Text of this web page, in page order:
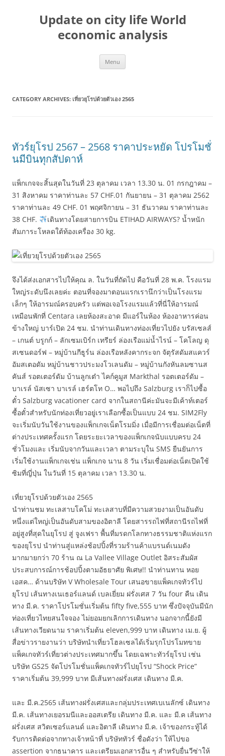
Update on city life World
economic analysis
Menu
CATEGORY ARCHIVES: เที่ยวยุโรปด้วยตัวเอง 2565
ทัวร์ยุโรป 2567 – 2568 ราคาประหยัด โปรโมชั่
นมีบินทุกสัปดาห์
แพ็กเกจจะสิ้นสุดในวันที่ 23 ตุลาคม เวลา 13.30 น. 01 กรกฎาคม –
31 สิงหาคม ราคาท่านละ 57 CHF.01 กันยายน – 31 ตุลาคม 2562
ราคาท่านละ 49 CHF. 01 พฤศจิกายน – 31 ธันวาคม ราคาท่านละ
38 CHF.
เดินทางโดยสายการบิน ETIHAD AIRWAYS? น้ำหนัก
สัมภาระโหลดใต้ท้องเครื่อง 30 kg.
จึงได้ส่งเอกสารไปให้คุณ ล. ในวันที่ถัดไป คือวันที่ 28 พ.ค. โรงแรม
ใหญ่ระดับนึงเลยค่ะ ตอนที่จองมาตอนแรกเรานึกว่าเป็นโรงแรม
เล็กๆ ให้อารมณ์ครอบครัว แต่พอเจอโรงแรมแล้วที่นี่ให้อารมณ์
เหมือนพักที่ Centara เลยห้องสะอาด มีแอร์ในห้อง ห้องอาหารค่อน
ข้างใหญ่ บาร์เปิด 24 ชม. นำท่านเดินทางท่องเที่ยวไปยัง บรัสเซลส์
– เกนต์ บรูกก์ – ลักเซมเบิร์ก เทรียร์ ล่องเรือแม่น้ำไรน์ – โคโลญ ดุ
สเซนดอร์ฟ – หมู่บ้านกีธูร์น ล่องเรือหลังคากระจก จัตุรัสดัมสแควร์
อัมสเตอดัม หมู่บ้านชาวประมงโวเลนดัม – หมู่บ้านกังหันลมซานส
คันส์ รอตเตอร์ดัม บ้านลูกเต๋า ไคก์คูมูส Markthal รอตเตอร์ดัม –
บาเรล์ นัสเซา บาเรล์ เฮร์ตโท O… พอไปถึง Salzburg เราก็ไปซื้อ
ตั๋ว Salzburg vacationer card จากในสถานีค่ะมันจะมีเค้าท์เตอร์
ซื้อตั๋วสำหรับนักท่องเที่ยวอยู่เราเลือกซื้อเป็นแบบ 24 ชม. SIM2Fly
จะเริ่มนับวันใช้งานของแพ็กเกจเน็ตโรมมิ่ง เมื่อมีการเชื่อมต่อเน็ตที่
ต่างประเทศครั้งแรก โดยระยะเวลาของแพ็กเกจนับแบบครบ 24
ชั่วโมงและ เริ่มนับจากวันและเวลา ตามระบุใน SMS ยืนยันการ
เริ่มใช้งานแพ็กเกจเช่น แพ็กเกจ นาน 8 วัน เริ่มเชื่อมต่อเน็ตเปิดใช้
ซิมที่ญี่ปุ่น ในวันที่ 15 ตุลาคม เวลา 13.30 น.
เที่ยวยุโรปด้วยตัวเอง 2565
นำท่านชม ทะเลสาบโคโม่ ทะเลสาบที่มีความสวยงามเป็นอันดับ
หนึ่งแต่ใหญ่เป็นอันดับสามของอิตาลี โดยสารรถไฟที่สถานีรถไฟที่
อยู่สูงที่สุดในยุโรป สู่ จูงเฟรา พื้นที่มรดกโลกทางธรรมชาติแห่งแรก
ของยุโรป นำท่านสู่แหล่งช้อปปิ้งที่รวมร้านค้าแบรนด์เนมดัง
มากมายกว่า 70 ร้าน ณ La Vallee Village Outlet อิสระสัมผัส
ประสบการณ์การช้อปปิ้งตามอัธยาศัย พิเศษ!! นำท่านทาน หอย
เอสค… ด้านบริษัท V Wholesale Tour เสนอขายแพ็คเกจทัวร์ไป
ยุโรป เส้นทางเนเธอร์แลนด์ เบลเยี่ยม ฝรั่งเศส 7 วัน four คืน เดิน
ทาง มี.ค. ราคาโปรโมชั่นเริ่มต้น fifty five,555 บาท ซึ่งปัจจุบันมีนัก
ท่องเที่ยวไทยสนใจจอง ไม่ยอมยกเลิกการเดินทาง นอกจากนี้ยังมี
เส้นทางเวียดนาม ราคาเริ่มต้น eleven,999 บาท เดินทาง เม.ย. ผู้
สื่อข่าวรายงานว่า บริษัทนำเที่ยวโฮลเซลได้เริ่มรุกโปรโมทขาย
แพ็คเกจทัวร์เที่ยวต่างประเทศมากขึ้น โดยเฉพาะทัวร์ยุโรป เช่น
บริษัท GS25 จัดโปรโมชั่นแพ็คเกจทัวร์ไปยุโรป “Shock Price”
ราคาเริ่มต้น 39,999 บาท มีเส้นทางฝรั่งเศส เดินทาง มี.ค.
และ มี.ค.2565 เส้นทางฝรั่งเศสและกลุ่มประเทศเบเนลักซ์ เดินทาง
มี.ค. เส้นทางเยอรมนีและออสเตรีย เดินทาง มี.ค. และ มี.ค เส้นทาง
ฝรั่งเศส สวิตเซอร์แลนด์ และอิตาลี เดินทาง มี.ค. เจ้าของกระทู้ได้
รับการติดต่อจากทางเจ้าหน้าที่ บริษัททัวร์ ชื่อดังว่า ให้ไปขอ
assertion จากธนาคาร และเตรียมเอกสารอื่น ๆ สำหรับยื่นวีซ่าให้